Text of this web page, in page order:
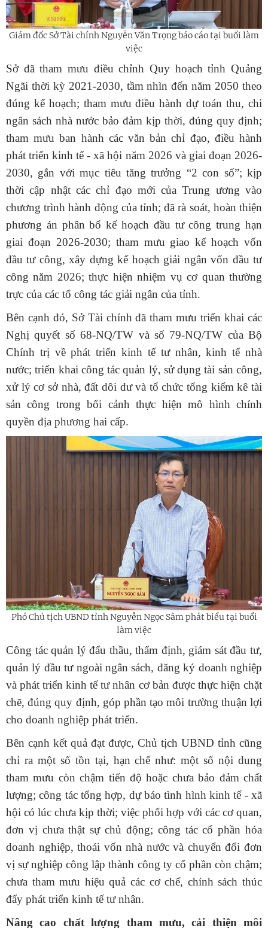
Giám đốc Sở Tài chính Nguyễn Văn Trọng báo cáo tại buổi làm
việc
Sở đã tham mưu điều chỉnh Quy hoạch tỉnh Quảng
Ngãi thời kỳ 2021-2030, tầm nhìn đến năm 2050 theo
đúng kế hoạch; tham mưu điều hành dự toán thu, chi
ngân sách nhà nước bảo đảm kịp thời, đúng quy định;
tham mưu ban hành các văn bản chỉ đạo, điều hành
phát triển kinh tế - xã hội năm 2026 và giai đoạn 2026-
2030, gắn với mục tiêu tăng trưởng “2 con số”; kịp
thời cập nhật các chỉ đạo mới của Trung ương vào
chương trình hành động của tỉnh;đã rà soát, hoàn thiện
phương án phân bổ kế hoạch đầu tư công trung hạn
giai đoạn 2026-2030; tham mưu giao kế hoạch vốn
đầu tư công, xây dựng kế hoạch giải ngân vốn đầu tư
công năm 2026; thực hiện nhiệm vụ cơ quan thường
trực của các tổ công tác giải ngân của tỉnh.
Bên cạnh đó, Sở Tài chính đã tham mưu triển khai các
Nghị quyết số 68-NQ/TW và số 79-NQ/TW của Bộ
Chính trị về phát triển kinh tế tư nhân, kinh tế nhà
nước; triển khai công tác quản lý, sử dụng tài sản công,
xử lý cơ sở nhà, đất dôi dư và tổ chức tổng kiểm kê tài
sản công trong bối cảnh thực hiện mô hình chính
quyền địa phương hai cấp.
Phó Chủ tịch UBND tỉnh Nguyễn Ngọc Sâm phát biểu tại buổi
làm việc
Công tác quản lý đấu thầu, thẩm định, giám sát đầu tư,
quản lý đầu tư ngoài ngân sách, đăng ký doanh nghiệp
và phát triển kinh tế tư nhân cơ bản được thực hiện chặt
chẽ, đúng quy định, góp phần tạo môi trường thuận lợi
cho doanh nghiệp phát triển.
Bên cạnh kết quả đạt được, Chủ tịch UBND tỉnh cũng
chỉ ra một số tồn tại, hạn chế như: một số nội dung
tham mưu còn chậm tiến độ hoặc chưa bảo đảm chất
lượng; công tác tổng hợp, dự báo tình hình kinh tế - xã
hội có lúc chưa kịp thời; việc phối hợp với các cơ quan,
đơn vị chưa thật sự chủ động; công tác cổ phần hóa
doanh nghiệp, thoái vốn nhà nước và chuyển đổi đơn
vị sự nghiệp công lập thành công ty cổ phần còn chậm;
chưa tham mưu hiệu quả các cơ chế, chính sách thúc
đẩy phát triển kinh tế tư nhân.
Nâng cao chất lượng tham mưu, cải thiện môi